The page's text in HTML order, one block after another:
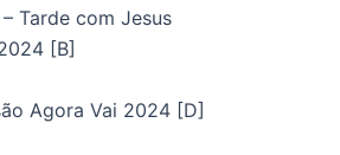
Tarde com Jesus
[B]
Agora Vai 2024 [D]